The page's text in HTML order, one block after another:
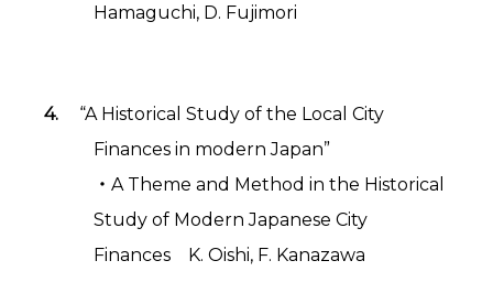
Hamaguchi, D. Fujimori
“A Historical Study of the Local City
Finances in modern Japan”
・A Theme and Method in the Historical
Study of Modern Japanese City
Finances K. Oishi, F. Kanazawa